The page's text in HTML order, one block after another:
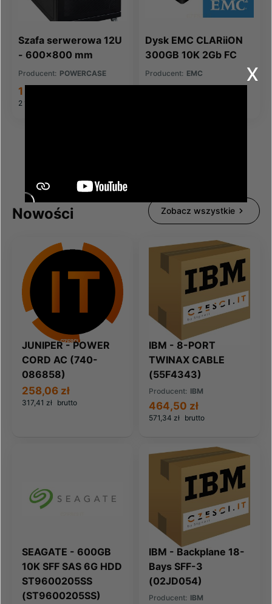
Szafa serwerowa 12U
- 600x800 mm
Producent: POWERCASE
2 187,63 zł
1 778,56 zł
Dysk EMC CLARiiON
300GB 10K 2Gb FC
HDD RoHS
(005048582)
Producent: EMC
Nowości Zobacz wszystkie
JUNIPER - POWER
CORD AC (740-
086858)
317,41 zł brutto
258,06 zł
IBM - 8-PORT
TWINAX CABLE
(55F4343)
Producent: IBM
571,34 zł brutto
464,50 zł
SEAGATE - 600GB
10K SFF SAS 6G HDD
ST9600205SS
(ST9600205SS)
IBM - Backplane 18-
Bays SFF-3
(02JD054)
Producent: IBM
x